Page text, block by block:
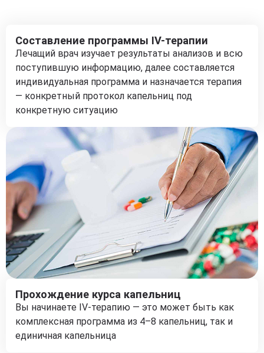
Составление программы IV-терапии
Лечащий врач изучает результаты анализов и всю
поступившую информацию, далее составляется
индивидуальная программа и назначается терапия
— конкретный протокол капельниц под
конкретную ситуацию
Прохождение курса капельниц
Вы начинаете IV-терапию — это может быть как
комплексная программа из 4–8 капельниц, так и
единичная капельница